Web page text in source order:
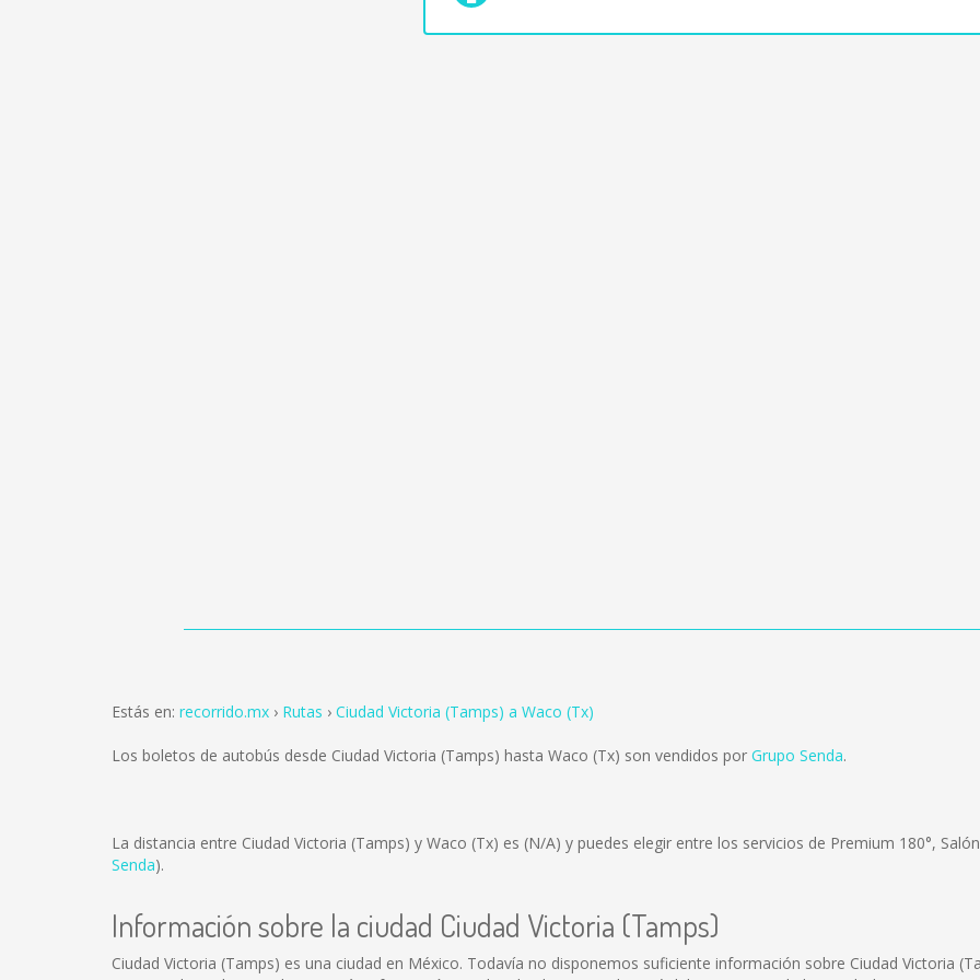
Estás en: recorrido.mx Rutas Ciudad Victoria (Tamps) a Waco (Tx)
Los boletos de autobús desde Ciudad Victoria (Tamps) hasta Waco (Tx) son vendidos por Grupo Senda.
La distancia entre Ciudad Victoria (Tamps) y Waco (Tx) es (N/A) y puedes elegir entre los servicios de Premium 180°,
Senda).
Información sobre la ciudad Ciudad Victoria (Tamps)
Ciudad Victoria (Tamps) es una ciudad en México. Todavía no disponemos suficiente información sobre Ciudad Victoria